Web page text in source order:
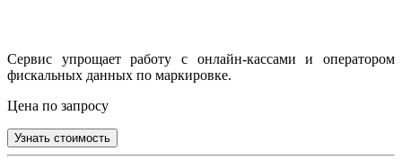
Сервис упрощает работу с онлайн-кассами и оператором
фискальных данных по маркировке.
Цена по запросу
Узнать стоимость